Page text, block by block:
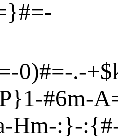
#=-
-0)#=-.-
1-#6m-A
-Hm-:}-:{#